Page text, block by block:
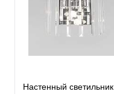
Настенный светильник